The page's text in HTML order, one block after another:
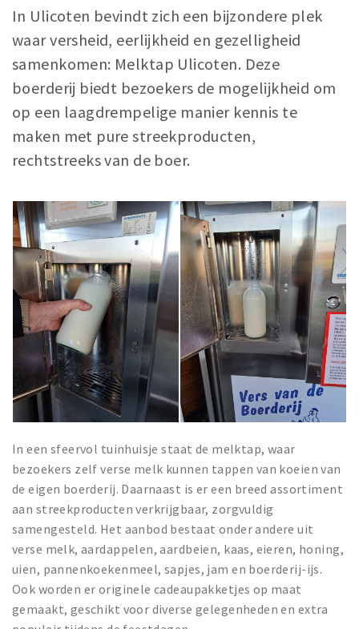
Sleap
Recreation
Shopping
Parking
Experience
Activity
Cycling
Walking
Nature
Sign in
In Ulicoten bevindt zich een bijzondere plek
waar versheid, eerlijkheid en gezelligheid
samenkomen: Melktap Ulicoten. Deze
boerderij biedt bezoekers de mogelijkheid om
op een laagdrempelige manier kennis te
maken met pure streekproducten,
rechtstreeks van de boer.
In een sfeervol tuinhuisje staat de melktap, waar
bezoekers zelf verse melk kunnen tappen van koeien van
de eigen boerderij. Daarnaast is er een breed assortiment
aan streekproducten verkrijgbaar, zorgvuldig
samengesteld. Het aanbod bestaat onder andere uit
verse melk, aardappelen, aardbeien, kaas, eieren, honing,
uien, pannenkoekenmeel, sapjes, jam en boerderij-ijs.
Ook worden er originele cadeaupakketjes op maat
gemaakt, geschikt voor diverse gelegenheden en extra